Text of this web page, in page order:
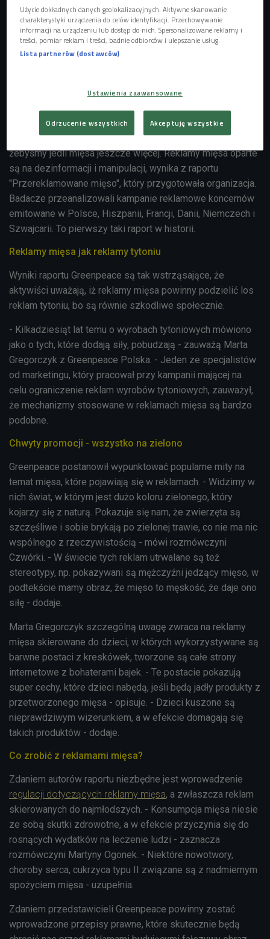
03:38
Organizacja Greenpeacepostanowiła sprawdzić, jak
koncernyzajmujące się produkcją mięsa i wędlin
zakrzywiają rzeczywistość i próbują nas przekonać,
żebyśmy jedli mięsa jeszcze więcej. Reklamy mięsa oparte
są na dezinformacji i manipulacji, wynika z raportu
"Przereklamowane mięso", który przygotowała organizacja.
Badacze przeanalizowali kampanie reklamowe koncernów
emitowane w Polsce, Hiszpanii, Francji, Danii, Niemczech i
Szwajcarii. To pierwszy taki raport w historii.
Reklamy mięsa jak reklamy tytoniu
Wyniki raportu Greenpeace są tak wstrząsające, że
aktywiści uważają, iż reklamy mięsa powinny podzielić los
reklam tytoniu, bo są równie szkodliwe społecznie.
- Kilkadziesiąt lat temu o wyrobach tytoniowych mówiono
jako o tych, które dodają siły, pobudzają - zauważą Marta
Gregorczyk z Greenpeace Polska. - Jeden ze specjalistów
od marketingu, który pracował przy kampanii mającej na
celu ograniczenie reklam wyrobów tytoniowych, zauważył,
że mechanizmy stosowane w reklamach mięsa są bardzo
podobne.
Chwyty promocji - wszystko na zielono
Greenpeace postanowił wypunktować popularne mity na
temat mięsa, które pojawiają się w reklamach. - Widzimy w
nich świat, w którym jest dużo koloru zielonego, który
kojarzy się z naturą. Pokazuje się nam, że zwierzęta są
szczęśliwe i sobie brykają po zielonej trawie, co nie ma nic
wspólnego z rzeczywistością - mówi rozmówczyni
Czwórki. - W świecie tych reklam utrwalane są też
stereotypy, np. pokazywani są mężczyźni jedzący mięso, w
podtekście mamy obraz, że mięso to męskość, że daje ono
siłę - dodaje.
Marta Gregorczyk szczególną uwagę zwraca na reklamy
mięsa skierowane do dzieci, w których wykorzystywane są
barwne postaci z kreskówek, tworzone są całe strony
internetowe z bohaterami bajek. - Te postacie pokazują
super cechy, które dzieci nabędą, jeśli będą jadły produkty z
przetworzonego mięsa - opisuje. - Dzieci kuszone są
nieprawdziwym wizerunkiem, a w efekcie domagają się
takich produktów - dodaje.
Co zrobić z reklamami mięsa?
Zdaniem autorów raportu niezbędne jest wprowadzenie
regulacji dotyczących reklamy mięsa, a zwłaszcza reklam
skierowanych do najmłodszych. - Konsumpcja mięsa niesie
ze sobą skutki zdrowotne, a w efekcie przyczynia się do
rosnących wydatków na leczenie ludzi - zaznacza
rozmówczyni Martyny Ogonek. - Niektóre nowotwory,
choroby serca, cukrzyca typu II związane są z nadmiernym
spożyciem mięsa - uzupełnia.
Zdaniem przedstawicieli Greenpeace powinny zostać
wprowadzone przepisy prawne, które skutecznie będą
Użycie dokładnych danych geolokalizacyjnych. Aktywne skanowanie
charakterystyki urządzenia do celów identyfikacji. Przechowywanie
informacji na urządzeniu lub dostęp do nich. Spersonalizowane reklamy i
treści, pomiar reklam i treści, badnie odbiorców i ulepszanie usług.
Lista partnerów (dostawców)
Ustawienia zaawansowane
Odrzucenie wszystkich Akceptuję wszystkie